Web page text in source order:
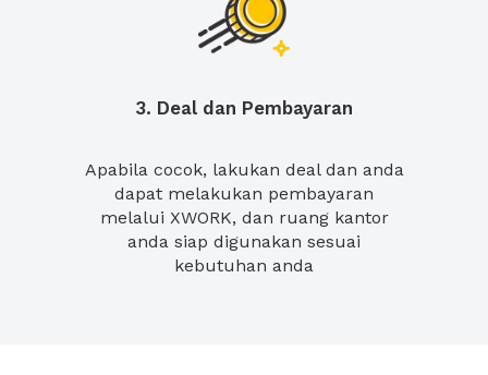
3. Deal dan Pembayaran
Apabila cocok, lakukan deal dan anda
dapat melakukan pembayaran
melalui XWORK, dan ruang kantor
anda siap digunakan sesuai
kebutuhan anda